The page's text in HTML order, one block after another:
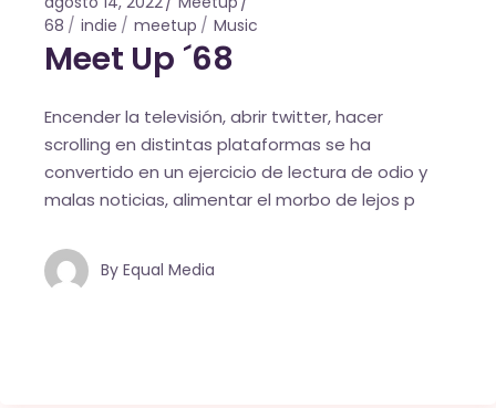
68
indie meetup Music
Meet Up ´68
Encender la televisión, abrir twitter, hacer
scrolling en distintas plataformas se ha
convertido en un ejercicio de lectura de odio y
malas noticias, alimentar el morbo de lejos p
By Equal Media